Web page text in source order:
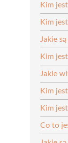
Kim
Kim
Jakie
Kim
Jakie
Kim
Kim
Co to